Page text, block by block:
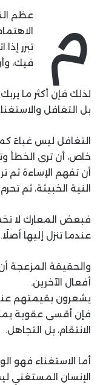
م
عظم
تبرر
فيك،
لذلك فإن أكثر ما يربك
بل التغافل
التغافل ليس غباءً
خاص، أن ترى الخطأ
أن تفهم الإساءة ثم
النية الخبيثة، ثم
فبعض المعارك لا
عندما تنزل إليها أصلًا.
والحقيقة المزعجة
أفعال الآخرين.
يشعرون بقيمتهم
فإن أقسى عقوبة
الانتقام، بل التجاهل.
أما الاستغناء فهو
الإنسان المستغني